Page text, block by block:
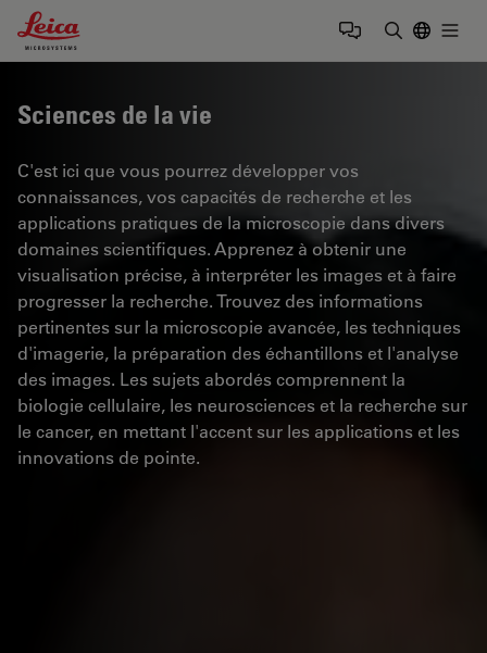
Leica Microsystems Logo
Sciences de la vie
C'est ici que vous pourrez développer vos
connaissances, vos capacités de recherche et les
applications pratiques de la microscopie dans divers
domaines scientifiques. Apprenez à obtenir une
visualisation précise, à interpréter les images et à faire
progresser la recherche. Trouvez des informations
pertinentes sur la microscopie avancée, les techniques
d'imagerie, la préparation des échantillons et l'analyse
des images. Les sujets abordés comprennent la
biologie cellulaire, les neurosciences et la recherche sur
le cancer, en mettant l'accent sur les applications et les
innovations de pointe.